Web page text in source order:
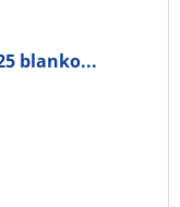
blanko...